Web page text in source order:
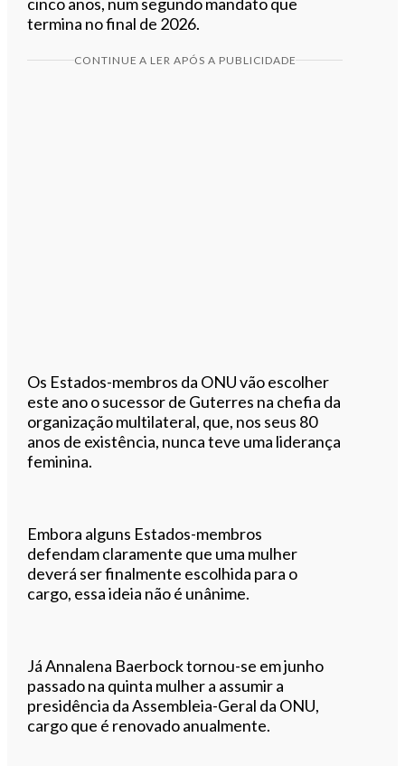
termina no final de 2026.
CONTINUE A LER APÓS A PUBLICIDADE
Os Estados-membros da ONU vão escolher
este ano o sucessor de Guterres na chefia da
organização multilateral, que, nos seus 80
anos de existência, nunca teve uma liderança
feminina.
Embora alguns Estados-membros
defendam claramente que uma mulher
deverá ser finalmente escolhida para o
cargo, essa ideia não é unânime.
Já Annalena Baerbock tornou-se em junho
passado na quinta mulher a assumir a
presidência da Assembleia-Geral da ONU,
cargo que é renovado anualmente.